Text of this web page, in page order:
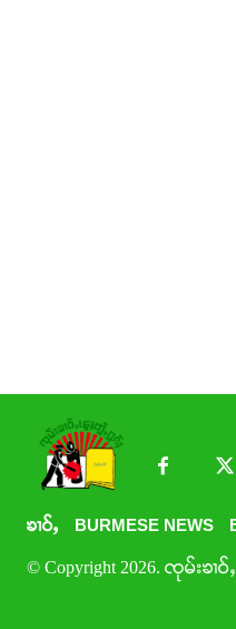
ၶၢဝ်ႇ BURMESE NEWS
© Copyright 2026. ၸုမ်းၶၢဝ်